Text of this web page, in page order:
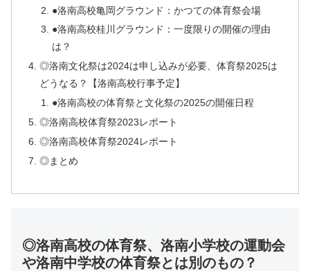
●洛南高校亀岡グラウンド：かつての体育祭会場
●洛南高校桂川グラウンド：一度限りの開催の理由
は？
◎洛南文化祭は2024は申し込みが必要、体育祭2025は
どうなる？【洛南高校行事予定】
●洛南高校の体育祭と文化祭の2025の開催日程
◎洛南高校体育祭2023レポート
◎洛南高校体育祭2024レポート
◎まとめ
◎洛南高校の体育祭、洛南小学校の運動会
や洛南中学校の体育祭とは別のもの？